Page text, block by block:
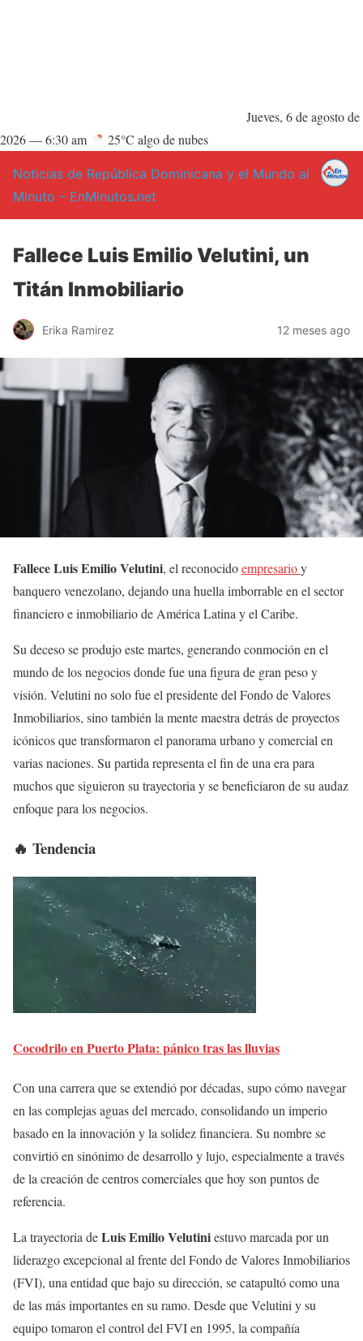
Jueves, 6 de agosto de
2026 —6:30 am 25°C algo de nubes
Noticias de República Dominicana y el Mundo al
Minuto – EnMinutos.net
Fallece Luis Emilio Velutini, un
Titán Inmobiliario
Erika Ramirez 12 meses ago
Fallece Luis Emilio Velutini, el reconocidoempresarioy
banquero venezolano, dejando una huella imborrable en el sector
financiero e inmobiliario de América Latina y el Caribe.
Su deceso se produjo este martes, generando conmoción en el
mundo de los negocios donde fue una figura de gran peso y
visión. Velutini no solo fue el presidente del Fondo de Valores
Inmobiliarios, sino también la mente maestra detrás de proyectos
icónicos que transformaron el panorama urbano y comercial en
varias naciones. Su partida representa el fin de una era para
muchos que siguieron su trayectoria y se beneficiaron de su audaz
enfoque para los negocios.
🔥 Tendencia
Cocodrilo en Puerto Plata: pánico tras las lluvias
Con una carrera que se extendió por décadas, supo cómo navegar
en las complejas aguas del mercado, consolidando un imperio
basado en la innovación y la solidez financiera. Su nombre se
convirtió en sinónimo de desarrollo y lujo, especialmente a través
de la creación de centros comerciales que hoy son puntos de
referencia.
La trayectoria deLuis Emilio Velutiniestuvo marcada por un
liderazgo excepcional al frente del Fondo de Valores Inmobiliarios
(FVI), una entidad que bajo su dirección, se catapultó como una
de las más importantes en su ramo. Desde que Velutini y su
equipo tomaron el control del FVI en 1995, la compañía